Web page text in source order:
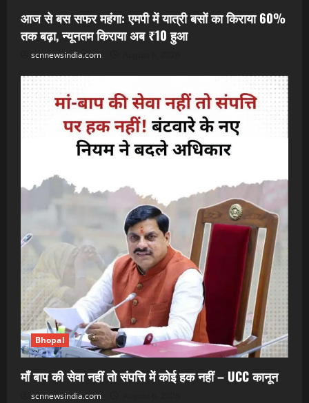
आज से बस सफर महंगा: एमपी में यात्री बसों का किराया 60%
तक बढ़ा, न्यूनतम किराया अब ₹10 हुआ
scnnewsindia.com
Bhopal
माँ बाप की सेवा नहीं तो संपत्ति में कोई हक नहीं – UCC कानून
scnnewsindia.com